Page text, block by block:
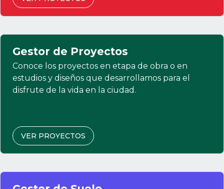
Gestor de Proyectos
Conoce los proyectos en etapa de obra o en
estudios y diseños que desarrollamos para el
disfrute de la vida en la ciudad.
VER PROYECTOS